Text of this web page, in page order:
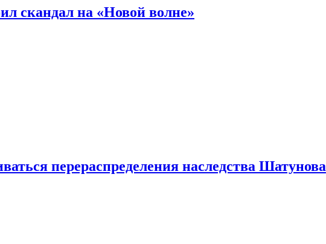
скандал на «Новой волне»
перераспределения наследства Шатунова